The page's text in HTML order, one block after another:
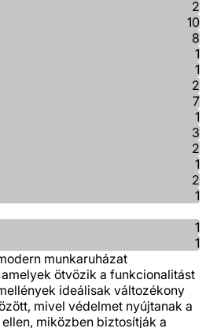
2
10
8
1
1
2
7
1
3
2
1
2
1
1
1
munkaruházat
ötvözik a funkcionalitást
ideálisak változékony
mivel védelmet nyújtanak a
miközben biztosítják a